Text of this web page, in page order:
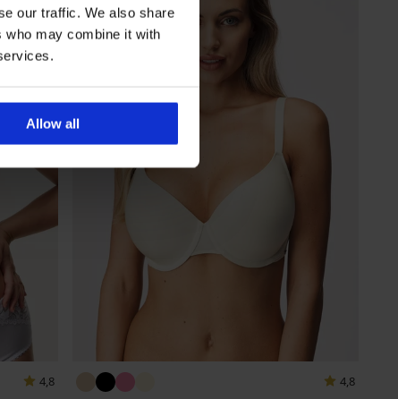
our traffic. We also share
who may combine it with
Allow all
4,8
4,8